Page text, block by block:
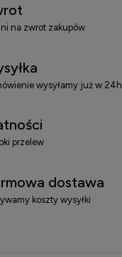
na zwrot zakupów
wysyłamy już w 24h
przelew
dostawa
koszty wysyłki